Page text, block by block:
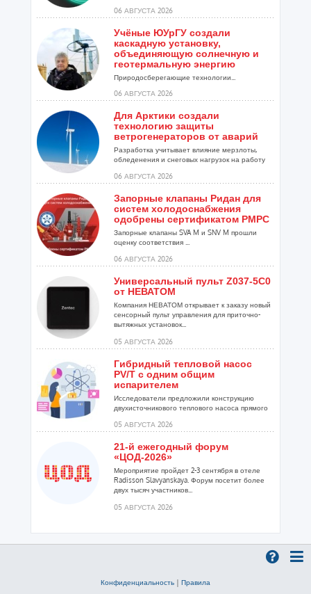
06 АВГУСТА 2026
Учёные ЮУрГУ создали
каскадную установку,
объединяющую солнечную и
геотермальную энергию
Природосберегающие технологии...
06 АВГУСТА 2026
Для Арктики создали
технологию защиты
ветрогенераторов от аварий
Разработка учитывает влияние мерзлоты,
обледенения и снеговых нагрузок на работу
06 АВГУСТА 2026
Запорные клапаны Ридан для
систем холодоснабжения
одобрены сертификатом РМРС
Запорные клапаны SVA M и SNV M прошли
оценку соответствия ...
06 АВГУСТА 2026
Универсальный пульт Z037-5C0
от НЕВАТОМ
Компания НЕВАТОМ открывает к заказу новый
сенсорный пульт управления для приточно-
вытяжных установок...
05 АВГУСТА 2026
Гибридный тепловой насос
PV/T с одним общим
испарителем
Исследователи предложили конструкцию
двухисточникового теплового насоса прямого
05 АВГУСТА 2026
21-й ежегодный форум
«ЦОД-2026»
Мероприятие пройдет 2-3 сентября в отеле
Radisson Slavyanskaya. Форум посетит более
двух тысяч участников...
05 АВГУСТА 2026
Конфиденциальность | Правила